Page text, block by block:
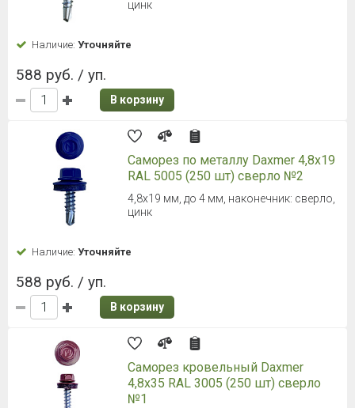
цинк
Наличие: Уточняйте
588 руб. / уп.
В корзину
Саморез по металлу Daxmer 4,8х19
RAL 5005 (250 шт) сверло №2
4,8х19 мм, до 4 мм, наконечник: сверло,
цинк
Наличие: Уточняйте
588 руб. / уп.
В корзину
Саморез кровельный Daxmer
4,8х35 RAL 3005 (250 шт) сверло
№1